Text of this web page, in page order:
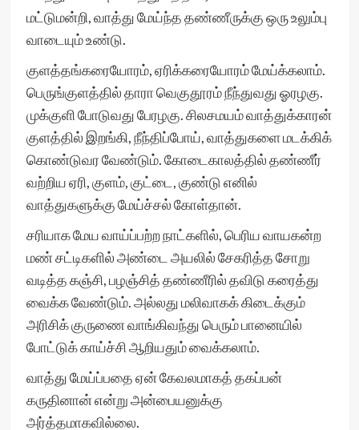
மட்டுமன்றி, வாத்து மேய்ந்த தண்ணீருக்கு ஒரு உலும்பு
வாடையும் உண்டு.
குளத்தங்கரையோரம், ஏரிக்கரையோரம் மேய்க்கலாம்.
பெருங்குளத்தில் தாரா வெகுதூரம் நீந்துவது ஓரழகு.
முக்குளி போடுவது பேரழகு. சிலசமயம் வாத்துக்காரன்
குளத்தில் இறங்கி, நீந்திப்போய், வாத்துகளை மடக்கிக்
கொண்டுவர வேண்டும். கோடைகாலத்தில் தண்ணீர்
வற்றிய ஏரி, குளம், குட்டை, குண்டு எனில்
வாத்துகளுக்கு மேய்ச்சல் கோள்தான்.
சரியாக மேய வாய்ப்பற்ற நாட்களில், பெரிய வாயகன்ற
மண் சட்டிகளில் அண்டை அயலில் சேகரித்த சோறு
வடித்த கஞ்சி, பழஞ்சித் தண்ணீரில் தவிடு கரைத்து
வைக்க வேண்டும். அல்லது மலிவாகக் கிடைக்கும்
அரிசிக் குருணை வாங்கிவந்து பெரும் பானையில்
போட்டுக் காய்ச்சி ஆறியதும் வைக்கலாம்.
வாத்து மேய்ப்பதை ஏன் கேவலமாகத் தகப்பன்
கருதினான் என்று அன்பையனுக்கு
அர்த்தமாகவில்லை.